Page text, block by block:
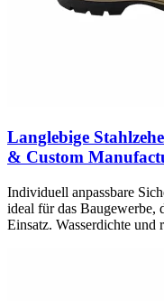
Langlebige
& Custom
Individuell anpassbare
ideal für das Baugewerbe,
Einsatz. Wasserdichte und